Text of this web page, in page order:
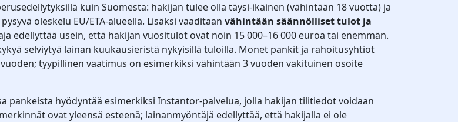
kuin Suomesta: hakijan tulee olla täysi-ikäinen (vähintään 18 vuotta) ja
oleskelu EU/ETA-alueella. Lisäksi vaaditaan vähintään säännölliset tulot ja
edellyttää usein, että hakijan vuositulot ovat noin 15 000–16 000 euroa tai enemmän.
selviytyä lainan kuukausieristä nykyisillä tuloilla. Monet pankit ja rahoitusyhtiöt
tyypillinen vaatimus on esimerkiksi vähintään 3 vuoden vakituinen osoite
pankeista hyödyntää esimerkiksi Instantor-palvelua, jolla hakijan tilitiedot voidaan
ovat yleensä esteenä; lainanmyöntäjä edellyttää, että hakijalla ei ole